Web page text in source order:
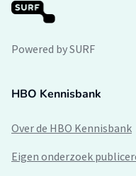
Powered by SURF
HBO Kennisbank
Over de HBO Kennisbank
Eigen onderzoek